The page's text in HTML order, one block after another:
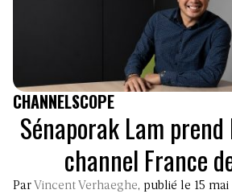
CHANNELSCOPE
Sénaporak Lam
channel France
Par Vincent Verhaeghe, publié le 15 mai